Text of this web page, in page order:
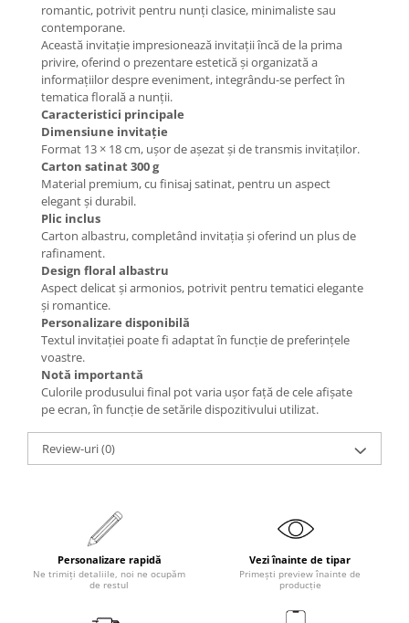
romantic, potrivit pentru nunți clasice, minimaliste sau
contemporane.
Această invitație impresionează invitații încă de la prima
privire, oferind o prezentare estetică și organizată a
informațiilor despre eveniment, integrându-se perfect în
tematica florală a nunții.
Caracteristici principale
Dimensiune invitație
Format 13 × 18 cm, ușor de așezat și de transmis invitaților.
Carton satinat 300 g
Material premium, cu finisaj satinat, pentru un aspect
elegant și durabil.
Plic inclus
Carton albastru, completând invitația și oferind un plus de
rafinament.
Design floral albastru
Aspect delicat și armonios, potrivit pentru tematici elegante
și romantice.
Personalizare disponibilă
Textul invitației poate fi adaptat în funcție de preferințele
voastre.
Notă importantă
Culorile produsului final pot varia ușor față de cele afișate
pe ecran, în funcție de setările dispozitivului utilizat.
Review-uri(0)
Personalizare rapidă
Ne trimiți detaliile, noi ne ocupăm
de restul
Vezi înainte de tipar
Primești preview înainte de
producție